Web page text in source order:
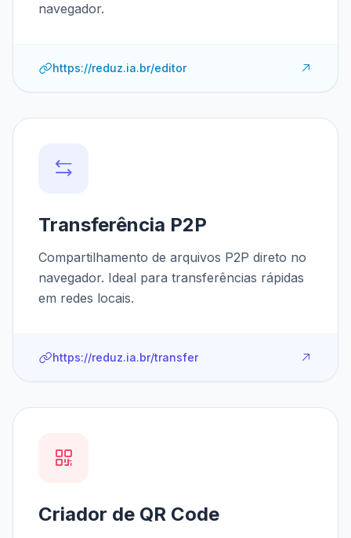
navegador.
https://reduz.ia.br/editor
Transferência P2P
Compartilhamento de arquivos P2P direto no
navegador. Ideal para transferências rápidas
em redes locais.
https://reduz.ia.br/transfer
Criador de QR Code